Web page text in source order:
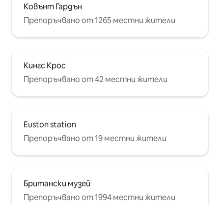
Ковънт Гардън
Препоръчвано от 1265 местни жители
Кингс Крос
Препоръчвано от 42 местни жители
Euston station
Препоръчвано от 19 местни жители
Британски музей
Препоръчвано от 1994 местни жители